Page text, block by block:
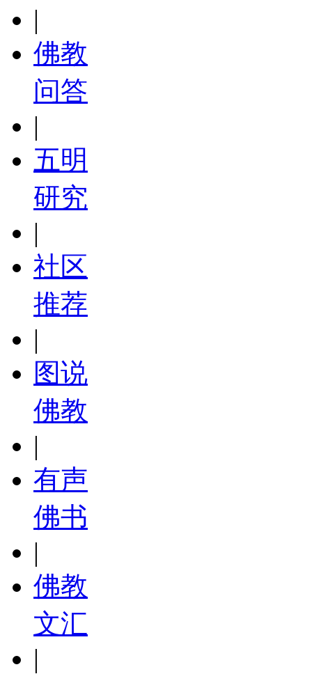
|
佛教
问答
|
五明
研究
|
社区
推荐
|
图说
佛教
|
有声
佛书
|
佛教
文汇
|